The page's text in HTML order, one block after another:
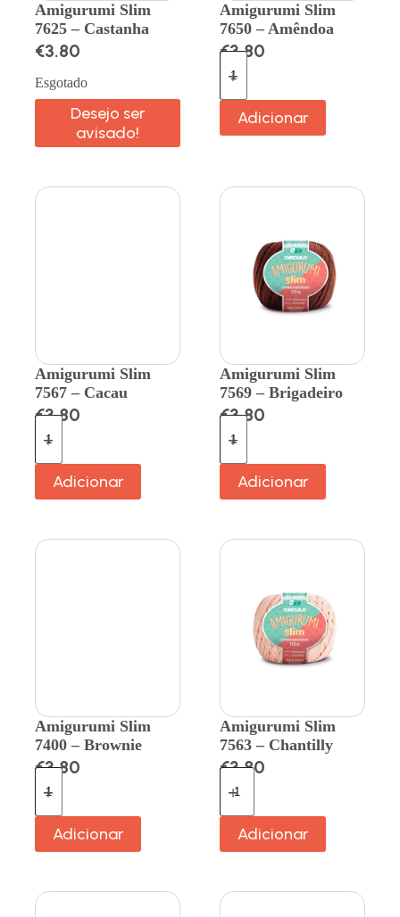
Amigurumi Slim
7625 – Castanha
€3.80
Esgotado
Desejo ser
avisado!
Amigurumi Slim
7650 – Amêndoa
€3.80
Adicionar
Amigurumi Slim
7567 – Cacau
€3.80
Adicionar
Amigurumi Slim
7569 – Brigadeiro
€3.80
Adicionar
Amigurumi Slim
7400 – Brownie
€3.80
Adicionar
Amigurumi Slim
7563 – Chantilly
€3.80
Adicionar